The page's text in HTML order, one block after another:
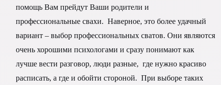
помощь Вам прейдут Ваши родители и
профессиональные свахи. Наверное, это более удачный
вариант – выбор профессиональных сватов. Они являются
очень хорошими психологами и сразу понимают как
лучше вести разговор, люди разные, где нужно красиво
расписать, а где и обойти стороной. При выборе таких